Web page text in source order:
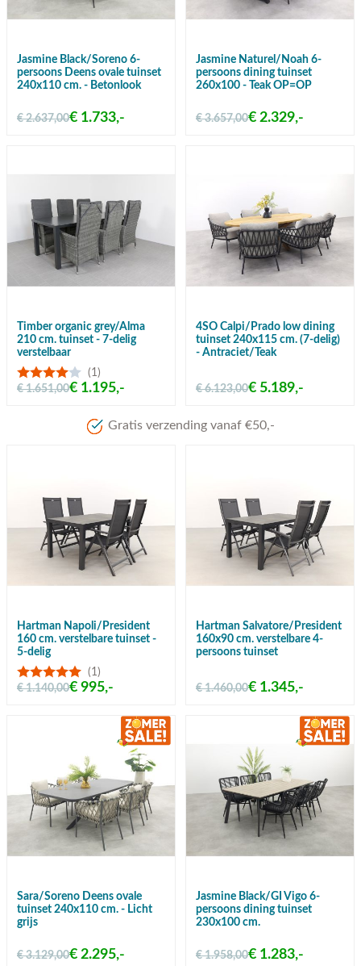
Jasmine Black/Soreno 6-
persoons Deens ovale tuinset
240x110 cm. - Betonlook
€ 2.637,00€ 1.733,-
Jasmine Naturel/Noah 6-
persoons dining tuinset
260x100 - Teak OP=OP
€ 3.657,00€ 2.329,-
Timber organic grey/Alma
210 cm. tuinset - 7-delig
verstelbaar
(1)
€ 1.651,00€ 1.195,-
4SO Calpi/Prado low dining
tuinset 240x115 cm. (7-delig)
- Antraciet/Teak
€ 6.123,00€ 5.189,-
Meer dan 80 jaar ervaring
Hartman Napoli/President
160 cm. verstelbare tuinset -
5-delig
(1)
€ 1.140,00€ 995,-
Hartman Salvatore/President
160x90 cm. verstelbare 4-
persoons tuinset
€ 1.460,00€ 1.345,-
Sara/Soreno Deens ovale
tuinset 240x110 cm. - Licht
grijs
€ 3.129,00€ 2.295,-
Jasmine Black/GI Vigo 6-
persoons dining tuinset
230x100 cm.
€ 1.958,00€ 1.283,-